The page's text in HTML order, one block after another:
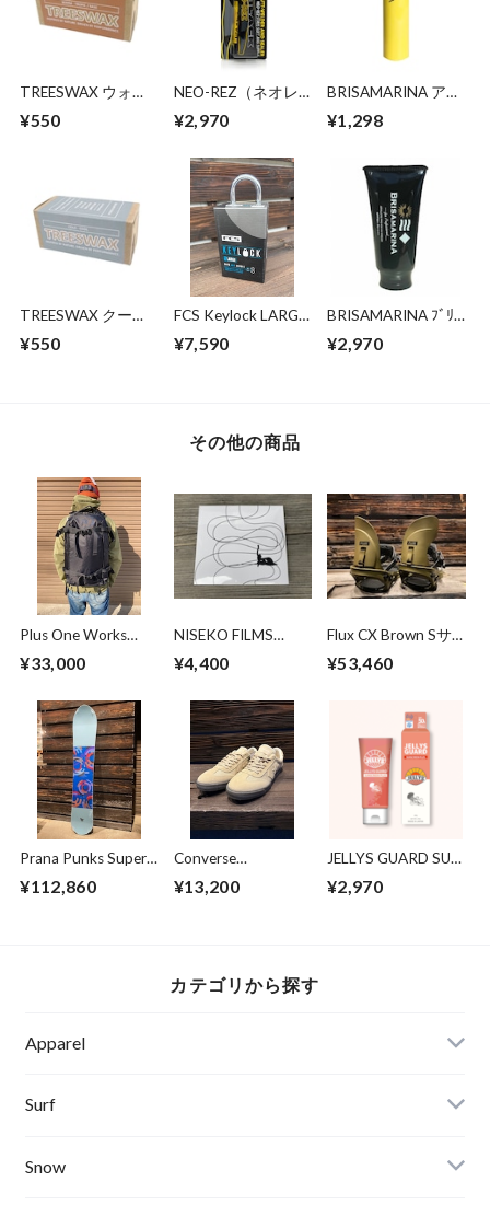
TREESWAX ウォー
¥550
NEO-REZ（ネオレ
ア）ウェットスーツ
¥2,970
BRISAMARINA アス
プ
¥1,298
TREESWAX クール
コート用 85g
¥550
FCS Keylock LARGE
¥7,590
BRISAMARINA ﾌﾞﾘｻ
UVｸﾘｰﾑ 70g (WHT)
¥2,970
その他の商品
Plus One Works
BLACK
¥33,000
NISEKO FILMS
Focus-
¥4,400
Flux CX Brown Sサ
¥53,460
Prana Punks Super
Original
¥112,860
Converse
ROADCLASSIC SK
¥13,200
JELLYS GUARD SUN
50+｜ジェリーズガ
¥2,970
カテゴリから探す
Apparel
Banks Journal
Critical Slide(TCSS)
Surf
Surfboards
Snow